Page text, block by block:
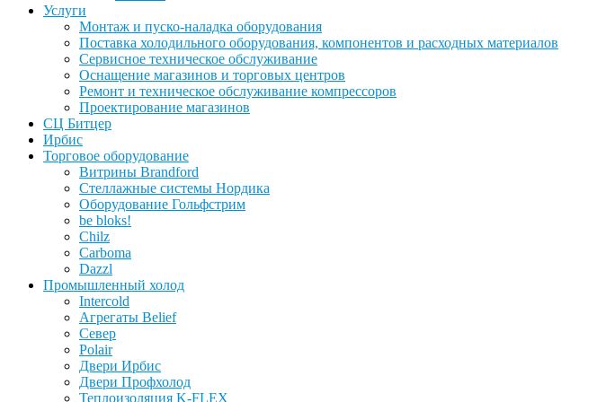
Услуги
Монтаж и пуско-наладка оборудования
Поставка холодильного оборудования, компонентов и расходных материалов
Сервисное техническое обслуживание
Оснащение магазинов и торговых центров
Ремонт и техническое обслуживание компрессоров
Проектирование магазинов
СЦ Битцер
Ирбис
Торговое оборудование
Витрины Brandford
Стеллажные системы Нордика
Оборудование Гольфстрим
be bloks!
Chilz
Carboma
Dazzl
Промышленный холод
Intercold
Агрегаты Belief
Север
Polair
Двери Ирбис
Двери Профхолод
Теплоизоляция K-FLEX